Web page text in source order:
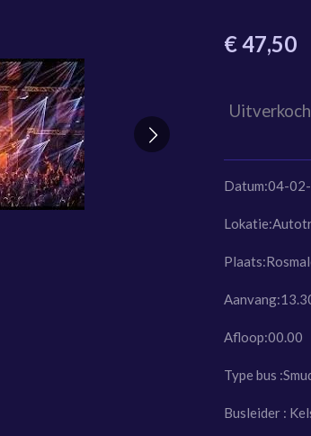
€ 47,50
Datum:04-
Afloop:00.00
Type bus
Busleider :